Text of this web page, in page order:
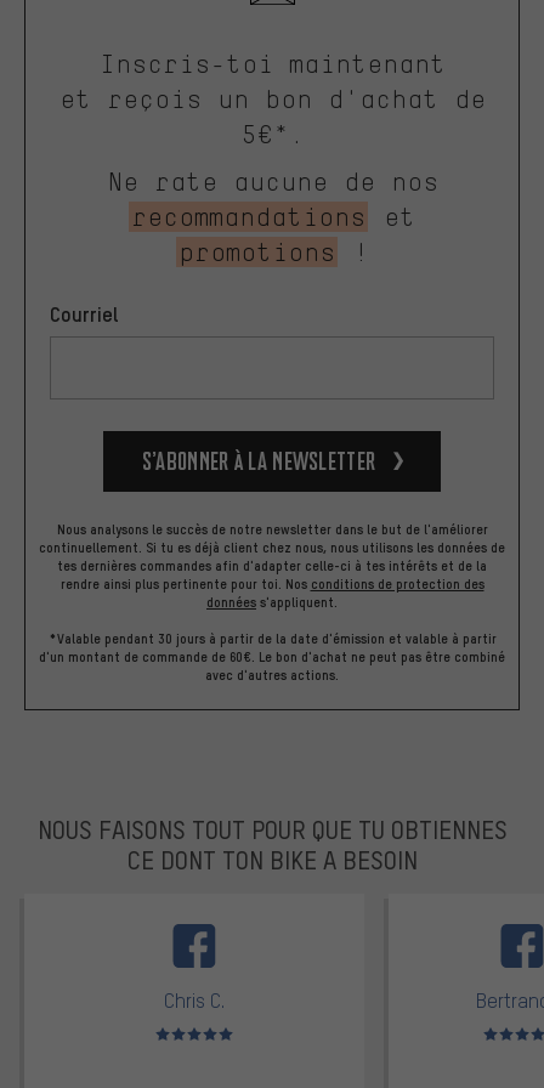
Inscris-toi maintenant
et reçois un bon d'achat de
5€*.
Ne rate aucune de nos
recommandations
et
promotions
!
Courriel
S’abonner à la newsletter
Nous analysons le succès de notre newsletter dans le but de l'améliorer
continuellement. Si tu es déjà client chez nous, nous utilisons les données de
tes dernières commandes afin d'adapter celle-ci à tes intérêts et de la
rendre ainsi plus pertinente pour toi. Nos conditions de protection des
données s'appliquent.
*Valable pendant 30 jours à partir de la date d'émission et valable à partir
d'un montant de commande de 60€. Le bon d'achat ne peut pas être combiné
avec d'autres actions.
NOUS FAISONS TOUT POUR QUE TU OBTIENNES
CE DONT TON BIKE A BESOIN
Chris C.
Note moyenne : 5 sur 5 Note